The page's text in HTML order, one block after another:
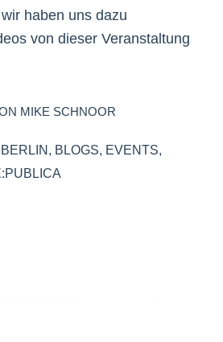
haben uns dazu
von dieser Veranstaltung
MIKE SCHNOOR
BERLIN, BLOGS, EVENTS,